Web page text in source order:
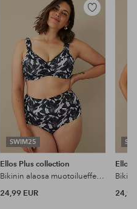
SWIM25
Lisää
Ellos Plus collection
Bikinin alaosa muotoilueffektillä
24,99 EUR
Ellos
24,99